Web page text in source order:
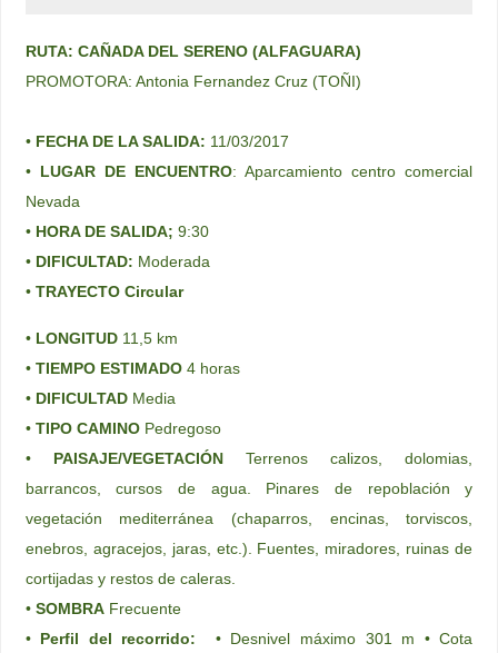
RUTA: CAÑADA DEL SERENO (ALFAGUARA)
PROMOTORA: Antonia Fernandez Cruz (TOÑI)
•FECHA DE LA SALIDA: 11/03/2017
•LUGAR DE ENCUENTRO: Aparcamiento centro comercial
Nevada
• HORA DE SALIDA; 9:30
• DIFICULTAD: Moderada
• TRAYECTO Circular
• LONGITUD11,5 km
• TIEMPO ESTIMADO4 horas
• DIFICULTADMedia
• TIPO CAMINOPedregoso
•PAISAJE/VEGETACIÓNTerrenos calizos, dolomias,
barrancos, cursos de agua. Pinares de repoblación y
vegetación mediterránea (chaparros, encinas, torviscos,
enebros, agracejos, jaras, etc.). Fuentes, miradores, ruinas de
cortijadas y restos de caleras.
• SOMBRAFrecuente
•Perfil del recorrido: • Desnivel máximo 301 m • Cota